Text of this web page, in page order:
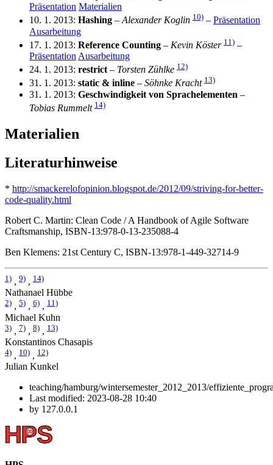
Präsentation Materialien
10. 1. 2013: Hashing –Alexander Koglin 10) – Präsentation
Ausarbeitung
17. 1. 2013: Reference Counting – Kevin Köster 11) –
Präsentation Ausarbeitung
24. 1. 2013: restrict– Torsten Zühlke 12)
31. 1. 2013: static & inline – Söhnke Kracht 13)
31. 1. 2013: Geschwindigkeit von Sprachelementen –
Tobias Rummelt 14)
Materialien
Literaturhinweise
* http://smackerelofopinion.blogspot.de/2012/09/striving-for-better-
code-quality.html
Robert C. Martin: Clean Code / A Handbook of Agile Software
Craftsmanship, ISBN-13:978-0-13-235088-4
Ben Klemens: 21st Century C, ISBN-13:978-1-449-32714-9
1) , 9) , 14)
Nathanael Hübbe
2) , 5) , 6) , 11)
Michael Kuhn
3) , 7) , 8) , 13)
Konstantinos Chasapis
4) , 10) , 12)
Julian Kunkel
teaching/hamburg/wintersemester_2012_2013/
Last modified: 2023-08-28 10:40
by 127.0.0.1